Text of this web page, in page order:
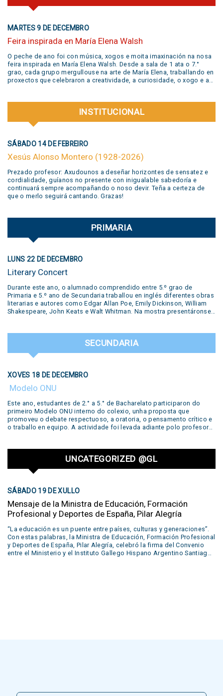
MARTES 9 DE DECEMBRO
Feira inspirada en María Elena Walsh
O peche de ano foi con música, xogos e moita imaxinación na nosa
feira inspirada en María Elena Walsh. Desde a sala de 1 ata o 7.°
grao, cada grupo mergullouse na arte de María Elena, traballando en
proxectos que celebraron a creatividade, a curiosidade, o xogo e a
sumarse para pechar a xornada coa súa música. Grazas polo talento
e a alegría que nos compartiron! VER VIDEO AQUÍ
INSTITUCIONAL
SÁBADO 14 DE FEBREIRO
Xesús Alonso Montero (1928-2026)
Prezado profesor: Axudounos a deseñar horizontes de sensatez e
cordialidade, guíanos no presente con inigualable sabedoría e
continuará sempre acompañando o noso devir. Teña a certeza de
que o merlo seguirá cantando. Grazas!
PRIMARIA
LUNS 22 DE DECEMBRO
Literary Concert
Durante este ano, o alumnado comprendido entre 5.º grao de
Primaria e 5.º ano de Secundaria traballou en inglés diferentes obras
literarias e autores como Edgar Allan Poe, Emily Dickinson, William
Shakespeare, John Keats e Walt Whitman. Na mostra presentáronse
poemas, podcasts, salas de escape e ata un xuízo en vivo. Todas
estas propostas formaron parte do traballo e a creatividade dos
nosos alumnos. Unha experiencia que puxo en valor a aprendizaxe
do inglés a través da arte, a literatura e o traballo colaborativo,
Literary Concert This year, students from 5th grades from primary
school up to 5th year from secondary have worked in our year-long
workshop with different literary productions by famous writers such
as Edgar Allan Poe, Emily Dickinson, William Shakespeare, John
Keats and Walt Whitman. Several productions prepared by the
students during the year were shown in our concert: live
performances of short plays, reading of poems, podcasts, escape
rooms, trailers and even a live trial. Many of these were developed in
SECUNDARIA
XOVES 18 DE DECEMBRO
Modelo ONU
Este ano, estudantes de 2.° a 5.° de Bacharelato participaron do
primeiro Modelo ONU interno do colexio, unha proposta que
promoveu o debate respectuoso, a oratoria, o pensamento crítico e
o traballo en equipo. A actividade foi levada adiante polo profesor
UNCATEGORIZED @GL
SÁBADO 19 DE XULLO
Mensaje de la Ministra de Educación, Formación
Profesional y Deportes de España, Pilar Alegría
“La educación es un puente entre países, culturas y generaciones”.
Con estas palabras, la Ministra de Educación, Formación Profesional
y Deportes de España, Pilar Alegría, celebró la firma del Convenio
entre el Ministerio y el Instituto Gallego Hispano Argentino Santiago